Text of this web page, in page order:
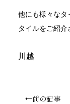
他にも様々なタ
タイルをご紹介
川越
←前の記事